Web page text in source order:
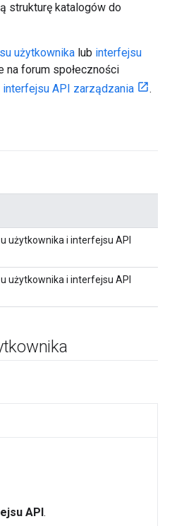
strukturę katalogów do
użytkownika lub interfejsu
na forum społeczności
API zarządzania
.
użytkownika i interfejsu API
użytkownika i interfejsu API
API.